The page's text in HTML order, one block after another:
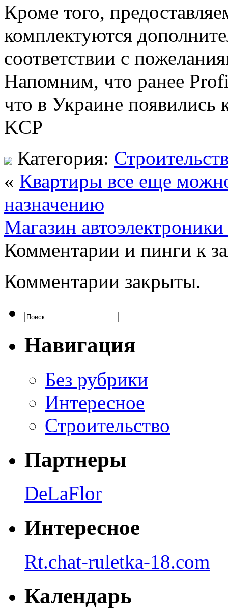
Кроме того,
комплектуются
соответствии с
Напомним, что ранее
что в Украине появились
KCP
Категория:
« Квартиры все еще
назначению
Магазин
Комментарии и пинги к
Комментарии закрыты.
Навигация
Без рубрики
Интересное
Строительство
Партнеры
DeLaFlor
Интересное
Rt.chat-ruletka-18.com
Календарь